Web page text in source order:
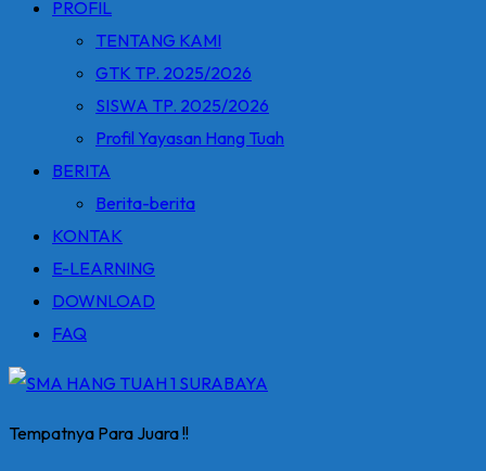
PROFIL
TENTANG KAMI
GTK TP. 2025/2026
SISWA TP. 2025/2026
Profil Yayasan Hang Tuah
BERITA
Berita-berita
KONTAK
E-LEARNING
DOWNLOAD
FAQ
Tempatnya Para Juara !!